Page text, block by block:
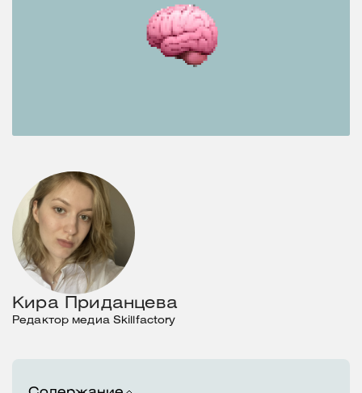
Кира Приданцева
Редактор медиа Skillfactory